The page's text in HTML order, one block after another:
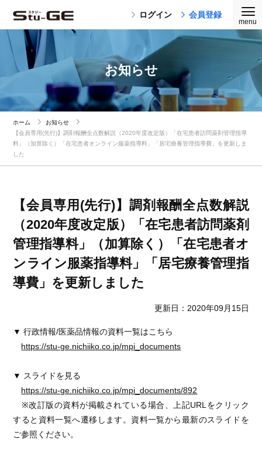
ログイン 会員登録
お知らせ
ホーム
お知らせ
【会員専用(先行)】調剤報酬全点数解説（2020年度改定版）「在宅患者訪問薬剤管理指導
料」（加算除く）「在宅患者オンライン服薬指導料」「居宅療養管理指導費」を更新しま
した
【会員専用(先行)】調剤報酬全点数解説
（2020年度改定版）「在宅患者訪問薬剤
管理指導料」（加算除く）「在宅患者オ
ンライン服薬指導料」「居宅療養管理指
導費」を更新しました
更新日：2020年09月15日
▼ 行政情報/医薬品情報の資料一覧はこちら
https://stu-ge.nichiiko.co.jp/mpi_documents
▼ スライドを見る
https://stu-ge.nichiiko.co.jp/mpi_documents/892
※改訂版の資料が掲載されている場合、上記URLをクリック
すると資料一覧へ遷移します。資料一覧から最新のスライドを
ご参照ください。